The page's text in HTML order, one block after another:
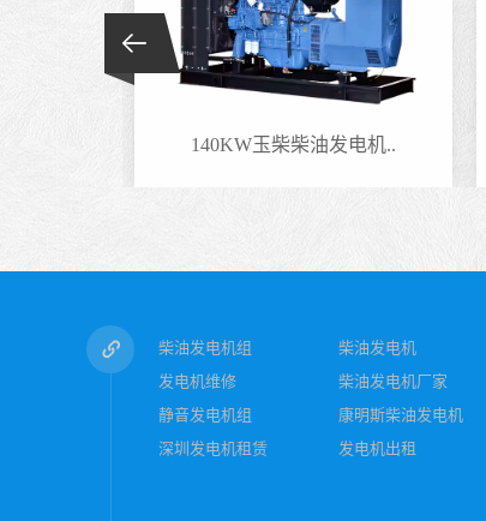
140KW玉柴柴油发电机..
柴油发电机组 柴油发电机
发电机维修
柴油发电机厂家
静音发电机组
康明斯柴油发电机
深圳发电机租赁
发电机出租